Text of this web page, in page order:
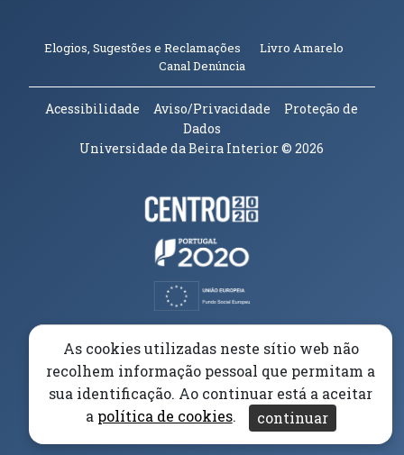
Elogios, Sugestões e Reclamações Livro Amarelo
Canal Denúncia(abre em nova janela)
Acessibilidade Aviso/Privacidade
Proteção de
Dados
Universidade da Beira Interior© 2026
Parceiros e Financiadores
(abre em nova janela)
(abre em nova janela)
As cookies utilizadas neste sítio web não
recolhem informação pessoal que permitam a
sua identificação. Ao continuar está a aceitar
a política de cookies. continuar